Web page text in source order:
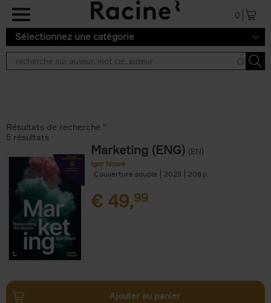
Aller au contenu principal
0
Sélectionnez une catégorie
Résultats de recherche ''
5 résultats
Marketing (ENG) (EN)
Igor Nowé
Couverture souple
2025 208
€ 49,99
Ajouter au panier